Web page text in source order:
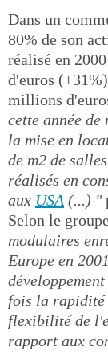
Dans un
80% de son
réalisé en
d'euros
millions
cette année de
la mise en
de m2 de
réalisés en
aux USA (...) "
Selon le
modulaires
Europe en
fois la rapidité
flexibilité de
rapport aux